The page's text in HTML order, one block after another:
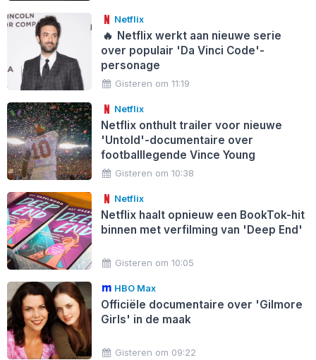
Netflix
🔥 Netflix werkt aan nieuwe serie
over populair 'Da Vinci Code'-
personage
Gisteren om 11:19
Netflix
Netflix onthult trailer voor nieuwe
'Untold'-documentaire over
footballlegende Vince Young
Gisteren om 10:38
Netflix
Netflix haalt opnieuw een BookTok-hit
binnen met verfilming van 'Deep End'
Gisteren om 10:05
HBO Max
Officiële documentaire over 'Gilmore
Girls' in de maak
Gisteren om 09:22